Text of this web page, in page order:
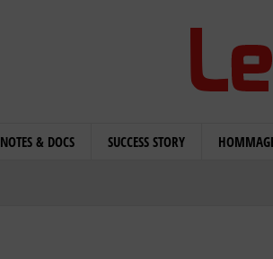
NOTES & DOCS SUCCESS STORY